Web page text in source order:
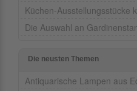
Küchen-Ausstellungsstücke
Die Auswahl an
Die neusten Themen
Antiquarische Lampen aus